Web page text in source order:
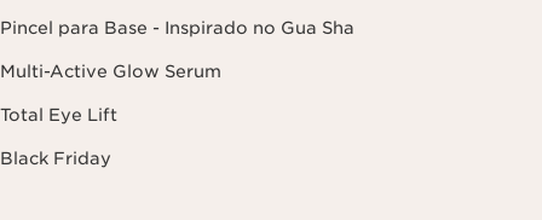
Pincel para Base - Inspirado no Gua Sha
Multi-Active Glow Serum
Total Eye Lift
Black Friday